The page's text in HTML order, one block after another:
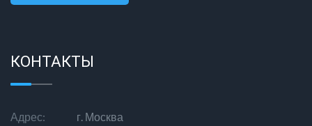
КОНТАКТЫ
Адрес:
г. Москва